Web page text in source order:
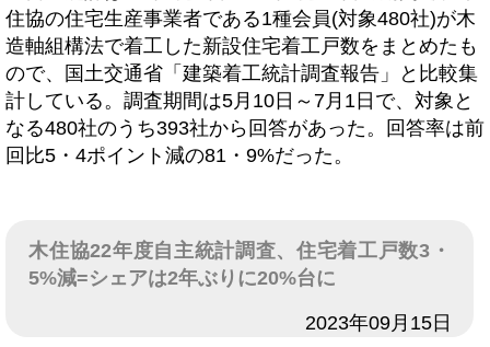
住協の住宅生産事業者である1種会員(対象480社)が木
造軸組構法で着工した新設住宅着工戸数をまとめたも
ので、国土交通省「建築着工統計調査報告」と比較集
計している。調査期間は5月10日～7月1日で、対象と
なる480社のうち393社から回答があった。回答率は前
回比5・4ポイント減の81・9%だった。
木住協22年度自主統計調査、住宅着工戸数3・
5%減=シェアは2年ぶりに20%台に
2023年09月15日